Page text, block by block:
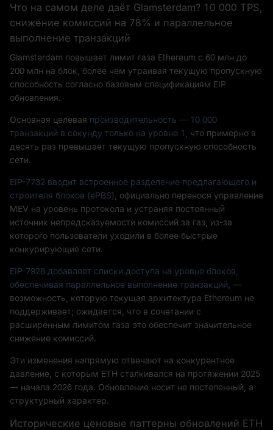
Что на самом деле даёт Glamsterdam? 10 000 TPS,
снижение комиссий на 78% и параллельное
выполнение транзакций
Glamsterdam повышает лимит газа Ethereum с 60 млн до
200 млн на блок, более чем утраивая текущую пропускную
способность согласно базовым спецификациям EIP
обновления.
Основная целевая производительность — 10 000
транзакций в секунду только на уровне 1
, что примерно в
десять раз превышает текущую пропускную способность
сети.
EIP-7732 вводит встроенное разделение предлагающего и
строителя блоков (ePBS) , официально перенося управление
MEV на уровень протокола и устраняя постоянный
источник непредсказуемости комиссий за газ, из-за
которого пользователи уходили в более быстрые
конкурирующие сети.
EIP-7928 добавляет списки доступа на уровне блоков,
обеспечивая параллельное выполнение транзакций , —
возможность, которую текущая архитектура Ethereum не
поддерживает; ожидается, что в сочетании с
расширенным лимитом газа это обеспечит значительное
снижение комиссий.
Эти изменения напрямую отвечают на конкурентное
давление, с которым ETH сталкивался на протяжении 2025
— начала 2026 года. Обновление носит не постепенный, а
структурный характер.
Исторические ценовые паттерны обновлений ETH